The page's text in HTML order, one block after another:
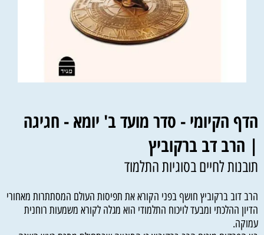
הדף הקיומי - סדר מועד ב' יומא - חגיגה
| הרב דב ברקוביץ
תובנות לחיים בסוגיות התלמוד
הרב דוב ברקוביץ חושף בפני הקורא את תפיסות העולם המסתתרות מאחורי
הדיון ההלכתי ומבעד לויכוח התלמודי הוא מגלה לקורא משמעות רוחנית
עמוקה.